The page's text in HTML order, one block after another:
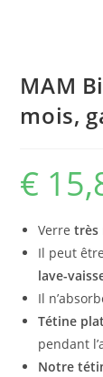
MAM
mois,
€
Verretrès
Il peut
lave-
Il
Tétine
pendant
Notre